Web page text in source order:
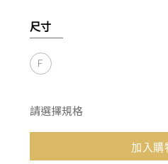
尺寸
F
請選擇規格
加入購